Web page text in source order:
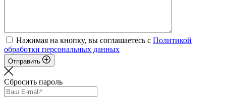
Нажимая на кнопку, вы соглашаетесь с Политикой
обработки персональных данных
Отправить
Сбросить пароль